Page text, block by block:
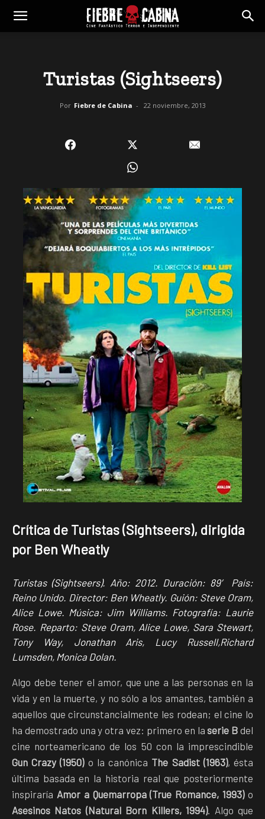
Turistas (Sightseers)
Por Fiebre de Cabina - 22 noviembre, 2013
Crítica de Turistas (Sightseers), dirigida
por Ben Wheatly
Turistas (Sightseers). Año: 2012. Duración: 89′ País:
Reino Unido. Director: Ben Wheatly. Guión: Steve Oram,
Alice Lowe. Música: Jim Williams. Fotografía: Laurie
Rose. Reparto: Steve Oram, Alice Lowe, Sara Stewart,
Tony Way, Jonathan Aris, Lucy Russell,Richard
Lumsden, Monica Dolan.
Algo debe tener el amor, que une a las personas en la
vida y en la muerte, y no sólo a los amantes, también a
aquellos que circunstancialmente les rodean; el cine lo
ha demostrado una y otra vez: primero en laserie B del
cine norteamericano de los 50 con la imprescindible
Gun Crazy (1950)o la canónica The Sadist (1963), ésta
última basada en la historia real que posteriormente
inspiraría Amor a Quemarropa (True Romance, 1993)o
Asesinos Natos (Natural Born Killers, 1994). Algo que